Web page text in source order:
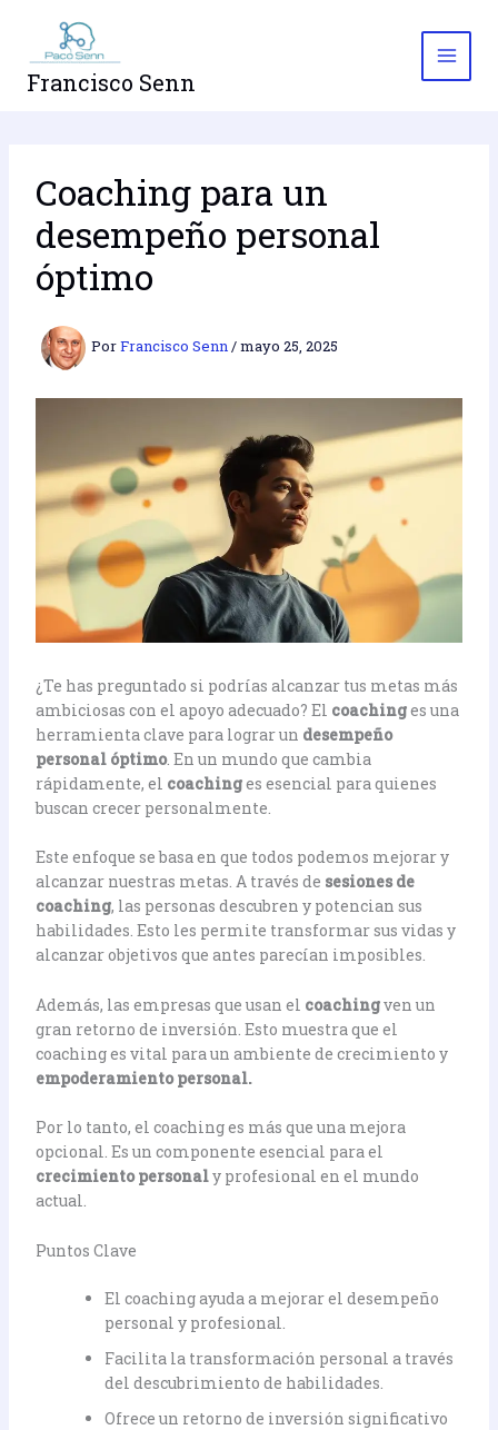
contenido
Francisco Senn
Coaching para un
desempeño personal
óptimo
PorFrancisco Senn/mayo 25, 2025
¿Te has preguntado si podrías alcanzar tus metas más
ambiciosas con el apoyo adecuado? El coachinges una
herramienta clave para lograr un desempeño
personal óptimo. En un mundo que cambia
rápidamente, el coachinges esencial para quienes
buscan crecer personalmente.
Este enfoque se basa en que todos podemos mejorar y
alcanzar nuestras metas. A través de sesiones de
coaching, las personas descubren y potencian sus
habilidades. Esto les permite transformar sus vidas y
alcanzar objetivos que antes parecían imposibles.
Además, las empresas que usan el coachingven un
gran retorno de inversión. Esto muestra que el
coaching es vital para un ambiente de crecimiento y
empoderamiento personal.
Por lo tanto, el coaching es más que una mejora
opcional. Es un componente esencial para el
crecimiento personaly profesional en el mundo
actual.
Puntos Clave
El coaching ayuda a mejorar el desempeño
personal y profesional.
Facilita la transformación personal a través
del descubrimiento de habilidades.
Ofrece un retorno de inversión significativo